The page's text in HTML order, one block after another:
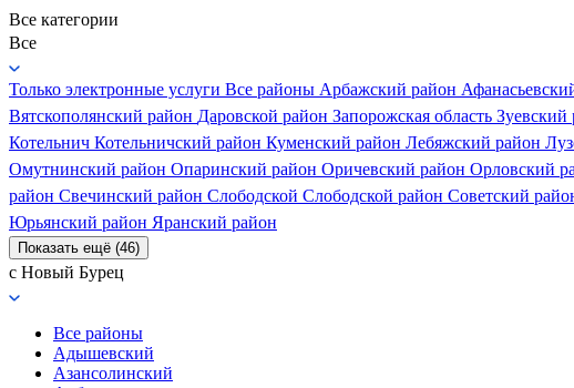
Все категории
Все
Только электронные услуги Все районы Арбажский район
Вятскополянский район Даровской район Запорожская область Зуевский
Котельнич Котельничский район Куменский район Лебяжский район
Омутнинский район Опаринский район Оричевский район Орловский
район Свечинский район Слободской Слободской район Советский
Юрьянский район Яранский район
Показать ещё (46)
с Новый Бурец
Все районы
Адышевский
Азансолинский